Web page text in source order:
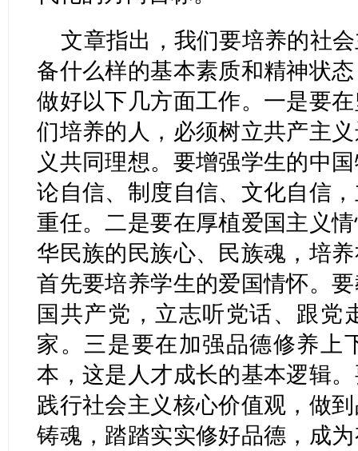
文章指出，我们要培养的社
备什么样的基本素质和精神状
做好以下几方面工作。一是要
们培养的人，必须树立共产主
义共同理想。要增强学生的中
论自信、制度自信、文化自信
重任。二是要在厚植爱国主义
华民族的民族心、民族魂，培
首先要培养学生的爱国情怀。
国共产党，立志听党话、跟党
家。三是要在加强品德修养上
本，这是人才成长的基本逻辑
践行社会主义核心价值观，做
铸魂，踏踏实实修好品德，成